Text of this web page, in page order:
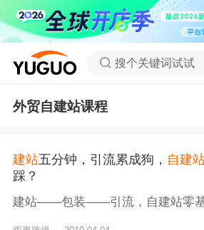
搜个关键词试试
外贸自建站课程
建站五分钟，引流累成狗， 自建
踩？
建站——包装——引流，自建站零